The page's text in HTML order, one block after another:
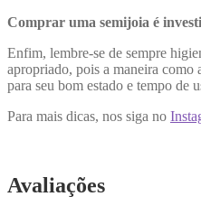
Comprar uma semijoia é
Enfim, lembre-se de sempre
apropriado, pois a maneira como
para seu bom estado e tempo de
Para mais dicas, nos siga no
Avaliações